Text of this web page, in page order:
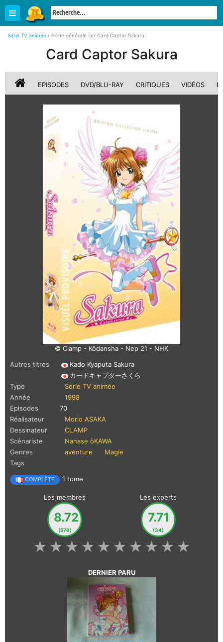
Série TV animée › Fiche générale sur Card Captor Sakura
Card Captor Sakura
EPISODES DVD/BLU-RAY CRITIQUES VIDÉOS
© Clamp - Kôdansha - Nep 21 - NHK
Autres titres
Kado Kyaputa Sakura
カードキャプターさくら
Type
Série TV animée
Année
1998
Episodes
70
Réalisateur
Morio ASAKA
Dessinateur
CLAMP
Scénariste
Nanase ōKAWA
Genres
aventure
Magie
Tags
COMPLÈTE 1 tome
Les membres
8.72
(576)
Les experts
7.71
(34)
★
★
★
★
★
★
★
★
★
★
DERNIER PARU